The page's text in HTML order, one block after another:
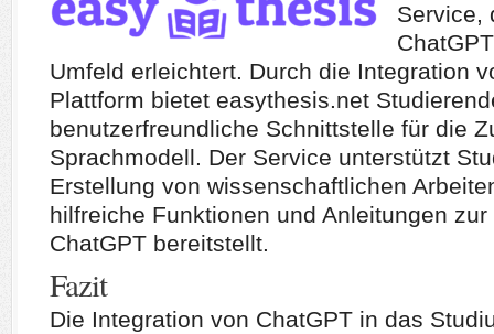
Service,
Umfeld erleichtert. Durch die Integration
Plattform bietet easythesis.net
benutzerfreundliche Schnittstelle für die
Sprachmodell. Der Service unterstützt
Erstellung von wissenschaftlichen
hilfreiche Funktionen und Anleitungen
ChatGPT bereitstellt.
Fazit
Die Integration von ChatGPT in das